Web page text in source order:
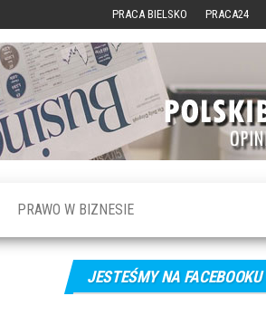
PRACA BIELSKO PRACA24
PRAWO W BIZNESIE
JESTEŚMY NA FACEBOOKU